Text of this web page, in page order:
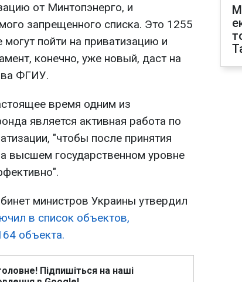
от Минтопэнерго, и
запрещенного списка. Это 1255
пойти на приватизацию и
конечно, уже новый, даст на
ФГИУ.
время одним из
является активная работа по
"чтобы после принятия
высшем государственном уровне
министров Украины утвердил
в список объектов,
объекта.
Підпишіться на наші